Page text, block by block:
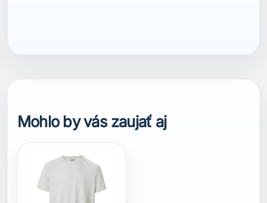
Mohlo by vás zaujať aj